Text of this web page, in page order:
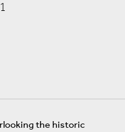
the historic